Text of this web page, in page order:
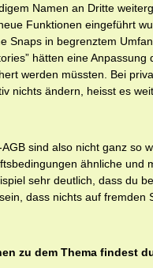
Namen an Dritte
Funktionen eingeführt
Snaps in begrenztem
hätten eine
werden müssten. Bei
nichts ändern, heisst es
sind also nicht ganz so
ähnliche und
sehr deutlich, dass du
dass nichts auf fremden
zu dem Thema findest